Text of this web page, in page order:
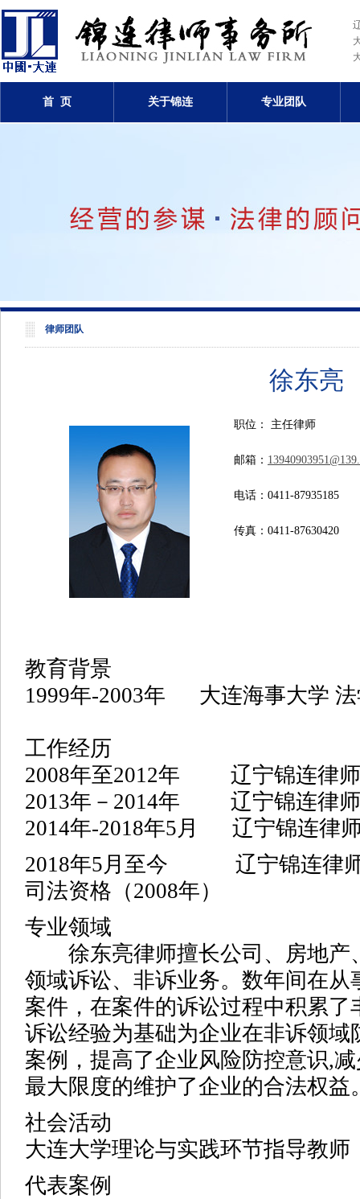
首 页 关于锦连 专业团队
律师团队
徐东亮
职位： 主任律师
邮箱：
电话：0411-87935185
传真：0411-87630420
教育背景
1999年-2003年 大连海事大学
工作经历
2008年至2012年 辽宁锦连律
2013年－2014年 辽宁锦连律
2014年-2018年5月 辽宁锦连律
2018年5月至今 辽宁锦连律
司法资格（2008年）
专业领域
徐东亮律师擅长公司、房地产
领域诉讼、非诉业务。数年间在从
案件，在案件的诉讼过程中积累
诉讼经验为基础为企业在非诉领域
案例，提高了企业风险防控意识,
最大限度的维护了企业的合法权益
社会活动
大连大学理论与实践环节指导教师
代表案例